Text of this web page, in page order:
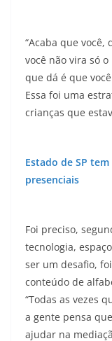
“Acaba que
você não vira só
que dá é que
Essa foi uma
crianças que
Estado de SP
presenciais
Foi preciso,
tecnologia,
ser um desafio,
conteúdo de
“Todas as vezes
a gente pensa
ajudar na